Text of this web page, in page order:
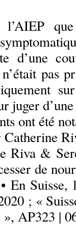
d’une
pas
juger
ont été
Riva &
de
En Suisse,
; «
AP323 |